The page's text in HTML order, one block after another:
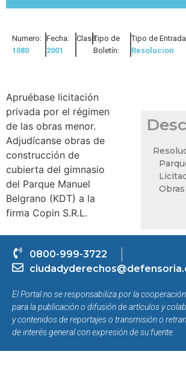
Numero:
1080
Fecha:
2001
Clase:Tipo de
Boletín:
Tipo de
Resolucion
Apruébase licitación
privada por el régimen
de las obras menor.
Adjudícanse obras de
construcción de
cubierta del gimnasio
del Parque Manuel
Belgrano (KDT) a la
firma Copin S.R.L.
Obras
0800-999-3722
El Portal no se responsabiliza por la
para la publicación o difusión de artículos y
y contenidos de reportajes o transmisión o
de interés general con expresión de su fuente.